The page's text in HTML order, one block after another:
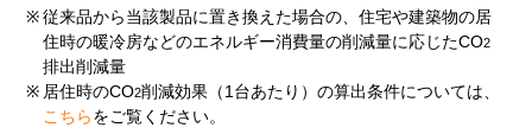
※ 従来品から当該製品に置き換えた場合の、住宅や建築物の居
住時の暖冷房などのエネルギー消費量の削減量に応じたCO2
排出削減量
※ 居住時のCO2削減効果（1台あたり）の算出条件については、
こちら をご覧ください。